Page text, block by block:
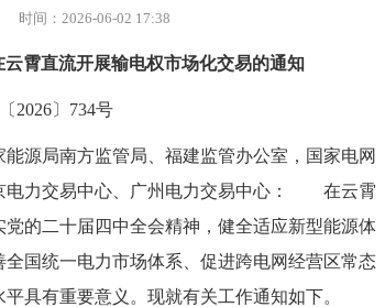
时间： 2026-06-02 17:38
云霄直流开展输电权市场化交易的通知
2026〕734号
源局南方监管局、福建监管办公室，国家电网
力交易中心、广州电力交易中心：
在云霄
的二十届四中全会精神，健全适应新型能源体
国统一电力市场体系、促进跨电网经营区常态
具有重要意义。现就有关工作通知如下。